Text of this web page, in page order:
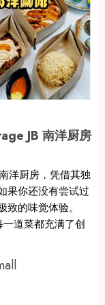
JB 南洋厨房
洋厨房，凭借其独
果你还没有尝试过
的味觉体验。
道菜都充满了创